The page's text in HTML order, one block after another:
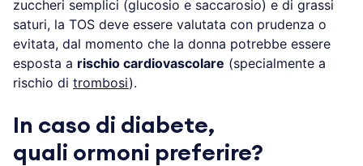
zuccheri semplici (glucosio e saccarosio) e di grassi
saturi, la TOS deve essere valutata con prudenza o
evitata, dal momento che la donna potrebbe essere
esposta a rischio cardiovascolare (specialmente a
rischio di trombosi).
In caso di diabete,
quali ormoni preferire?